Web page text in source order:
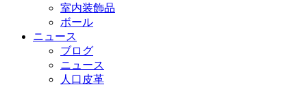
室内装飾品
ボール
ニュース
ブログ
ニュース
人口皮革